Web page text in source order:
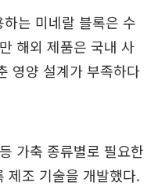
는 미네랄 블록은 수
해외 제품은 국내 사
영양 설계가 부족하다
가축 종류별로 필요한
제조 기술을 개발했다.